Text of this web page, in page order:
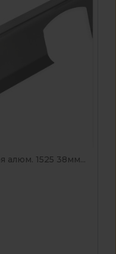
алюм. 1525 38мм...